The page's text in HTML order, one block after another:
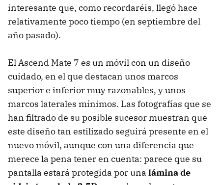
interesante que, como recordaréis, llegó hace
relativamente poco tiempo (en septiembre del
año pasado).
El Ascend Mate 7 es un móvil con un diseño
cuidado, en el que destacan unos marcos
superior e inferior muy razonables, y unos
marcos laterales mínimos. Las fotografías que se
han filtrado de su posible sucesor muestran que
este diseño tan estilizado seguirá presente en el
nuevo móvil, aunque con una diferencia que
merece la pena tener en cuenta: parece que su
pantalla estará protegida por una lámina de